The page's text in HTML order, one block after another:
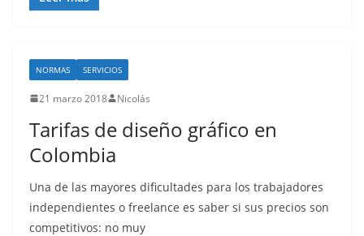
NORMAS SERVICIOS
21 marzo 2018 Nicolás
Tarifas de diseño gráfico en
Colombia
Una de las mayores dificultades para los trabajadores
independientes o freelance es saber si sus precios son
competitivos: no muy